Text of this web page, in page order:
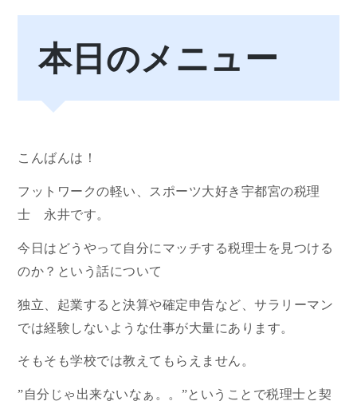
本日のメニュー
こんばんは！
フットワークの軽い、スポーツ大好き宇都宮の税理
士 永井です。
今日はどうやって自分にマッチする税理士を見つける
のか？という話について
独立、起業すると決算や確定申告など、サラリーマン
では経験しないような仕事が大量にあります。
そもそも学校では教えてもらえません。
”自分じゃ出来ないなぁ。。”ということで税理士と契